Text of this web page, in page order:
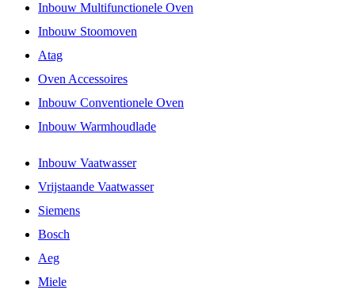
Inbouw Multifunctionele Oven
Inbouw Stoomoven
Atag
Oven Accessoires
Inbouw Conventionele Oven
Inbouw Warmhoudlade
Inbouw Vaatwasser
Vrijstaande Vaatwasser
Siemens
Bosch
Aeg
Miele